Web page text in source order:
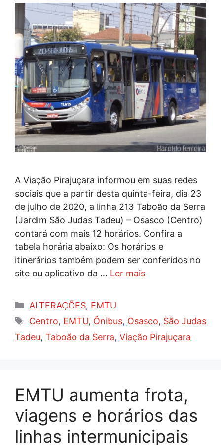
A Viação Pirajuçara informou em suas redes
sociais que a partir desta quinta-feira, dia 23
de julho de 2020, a linha 213 Taboão da Serra
(Jardim São Judas Tadeu) – Osasco (Centro)
contará com mais 12 horários. Confira a
tabela horária abaixo: Os horários e
itinerários também podem ser conferidos no
site ou aplicativo da … Ler mais
Categorias
ALTERAÇÕES, EMTU
Tags
Centro, EMTU, Ônibus, Osasco, São Judas
Tadeu, Taboão da Serra, Viação Pirajuçara
EMTU aumenta frota,
viagens e horários das
linhas intermunicipais